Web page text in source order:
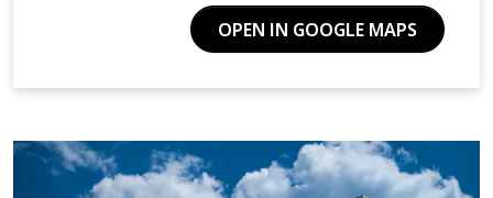
OPEN IN GOOGLE MAPS